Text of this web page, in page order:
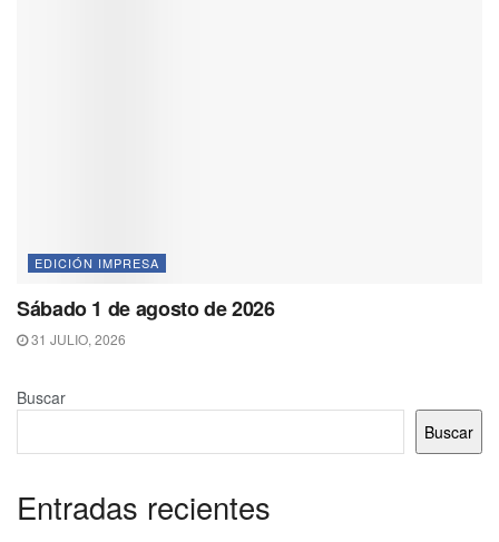
EDICIÓN IMPRESA
Sábado 1 de agosto de 2026
31 JULIO, 2026
Buscar
Buscar
Entradas recientes